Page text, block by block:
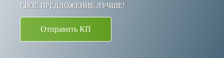
СВОЕ ПРЕДЛОЖЕНИЕ ЛУЧШЕ!
Отправить КП